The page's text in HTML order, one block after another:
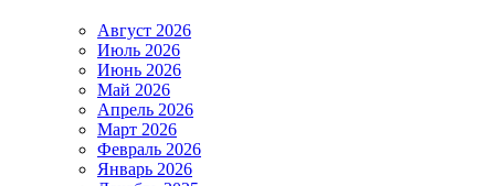
Август 2026
Июль 2026
Июнь 2026
Май 2026
Апрель 2026
Март 2026
Февраль 2026
Январь 2026